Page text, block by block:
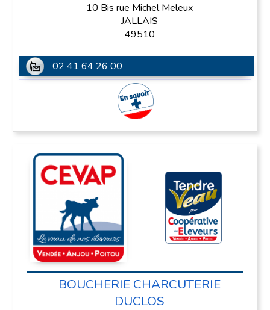
10 Bis rue Michel Meleux
JALLAIS
49510
02 41 64 26 00
BOUCHERIE CHARCUTERIE
DUCLOS